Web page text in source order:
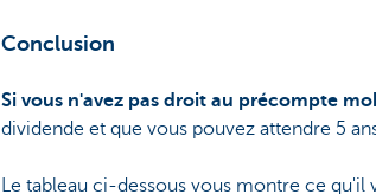
Conclusion
Si vous n'avez pas droit au précompte
dividende et que vous pouvez attendre 5
Le tableau ci-dessous vous montre ce qu'il